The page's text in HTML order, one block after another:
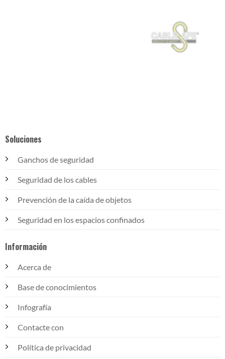
Soluciones
Ganchos de seguridad
Seguridad de los cables
Prevención de la caída de objetos
Seguridad en los espacios confinados
Información
Acerca de
Base de conocimientos
Infografía
Contacte con
Política de privacidad